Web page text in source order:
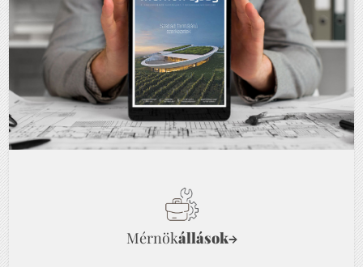
Mérnökállások→